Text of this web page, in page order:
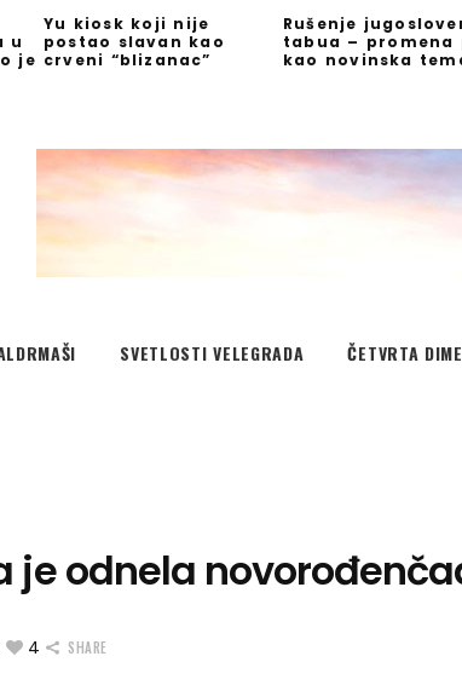
u
je
Yu kiosk koji nije
postao slavan kao
crveni “blizanac”
Rušenje
tabua – promena
kao novinska
SVETLOSTI VELEGRADA ČETVRTA
je odnela
4 SHARE